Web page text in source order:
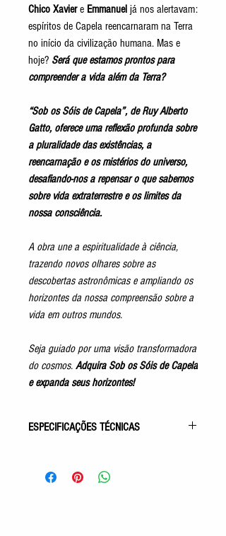
Chico Xaviere Emmanuel já nos alertavam:
espíritos de Capela reencarnaram na Terra
no início da civilização humana. Mas e
hoje? Será que estamos prontos para
compreender a vida além da Terra?
“Sob os Sóis de Capela”, de Ruy Alberto
Gatto, oferece uma reflexão profunda sobre
a pluralidade das existências, a
reencarnação e os mistérios do universo,
desafiando-nos a repensar o que sabemos
sobre vida extraterrestre e os limites da
nossa consciência.
A obra une a espiritualidade à ciência,
trazendo novos olhares sobre as
descobertas astronômicas e ampliando os
horizontes da nossa compreensão sobre a
vida em outros mundos.
Seja guiado por uma visão transformadora
do cosmos. Adquira Sob os Sóis de Capela
e expanda seus horizontes!
ESPECIFICAÇÕES TÉCNICAS
Acabamento: Capa Comum
Autor: Ruy Alberto Gatto